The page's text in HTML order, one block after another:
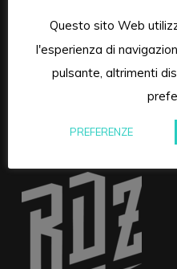
Questo sito Web
l'esperienza di
pulsante, altrimenti
PREFERENZE